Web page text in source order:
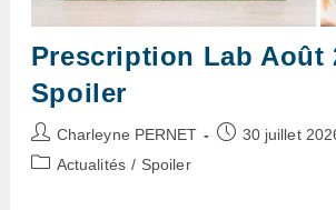
Prescription Lab Août
Spoiler
Auteur/autrice
de
Charleyne PERNET
Publication
30 juillet
PostActualités / Spoiler